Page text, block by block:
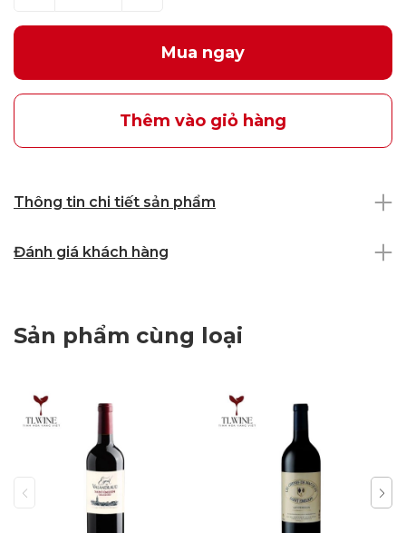
Mua ngay
Thêm vào giỏ hàng
Thông tin chi tiết sản phẩm
Đánh giá khách hàng
Sản phẩm cùng loại